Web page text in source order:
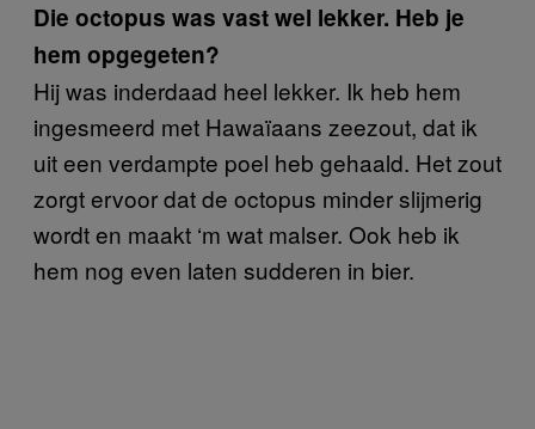
Die octopus was vast wel lekker. Heb je
hem opgegeten?
Hij was inderdaad heel lekker. Ik heb hem
ingesmeerd met Hawaïaans zeezout, dat ik
uit een verdampte poel heb gehaald. Het zout
zorgt ervoor dat de octopus minder slijmerig
wordt en maakt ‘m wat malser. Ook heb ik
hem nog even laten sudderen in bier.